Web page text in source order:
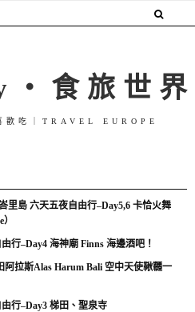
食旅世界
歡吃｜TRAVEL EUROPE
里島 六天五夜自由行–Day5,6 卡恰火舞
行–Day4 海神廟 Finns 海邊酒吧！
阿拉斯Alas Harum Bali 空中天使鞦韆一
行–Day3 梯田、聖泉寺